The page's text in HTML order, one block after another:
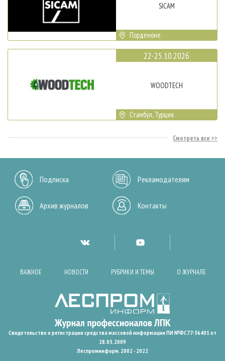
SICAM
Порденоне
22-25.10.2026
WOODTECH
Стамбул, Турция
Смотреть все
Подписка Рекламодателям
Архив журналов Контакты
ВАЖНОЕ НОВОСТИ РУБРИКИ И ТЕМЫ О ЖУРНАЛЕ
Свидетельство о регистрации средства массовой информации ПИ №ФС77-36401 от
28.05.2009
Леспроминформ. 2002 - 2022